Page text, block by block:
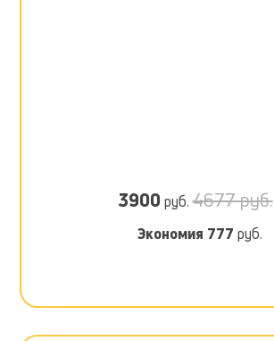
3900 руб.4677 руб.
Экономия 777 руб.